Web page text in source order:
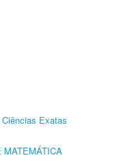
Exatas
MATEMÁTICA